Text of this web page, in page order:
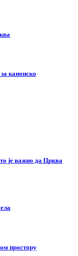
канонско
је важно да Црква
простору